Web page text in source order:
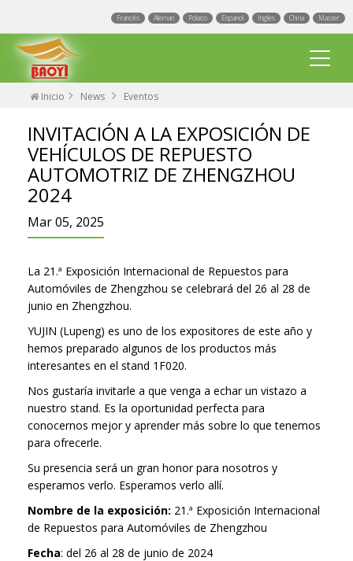
Francés Aleman Polaco Espanol Ingles China Master
Limpiaparabrisas nuevo
Limpiaparabrisas multifuncional
Limpiaparabrisas universal
Limpiaparabrisas especial
Limpiaparabrisas trasero
Plumillas Metalicas
Eventos
Exhibición
Preguntas frecuentes
Fábrica
Nuestro equipo.
Certificado
Mercado
Empleado
Comentarios del cliente
Garantía
Entrega
Pagar
Control de calidad
Departamento de investigación
Sistema de gestión
Workshop
Material
Equipo de investigación
Certificado
Inicio News Eventos
INVITACIÓN A LA EXPOSICIÓN DE
VEHÍCULOS DE REPUESTO
AUTOMOTRIZ DE ZHENGZHOU
2024
Mar 05, 2025
La 21.ª Exposición Internacional de Repuestos para
Automóviles de Zhengzhou se celebrará del 26 al 28 de
junio en Zhengzhou.
YUJIN (Lupeng) es uno de los expositores de este año y
hemos preparado algunos de los productos más
interesantes en el stand 1F020.
Nos gustaría invitarle a que venga a echar un vistazo a
nuestro stand. Es la oportunidad perfecta para
conocernos mejor y aprender más sobre lo que tenemos
para ofrecerle.
Su presencia será un gran honor para nosotros y
esperamos verlo. Esperamos verlo allí.
Nombre de la exposición: 21.ª Exposición Internacional
de Repuestos para Automóviles de Zhengzhou
Fecha: del 26 al 28 de junio de 2024